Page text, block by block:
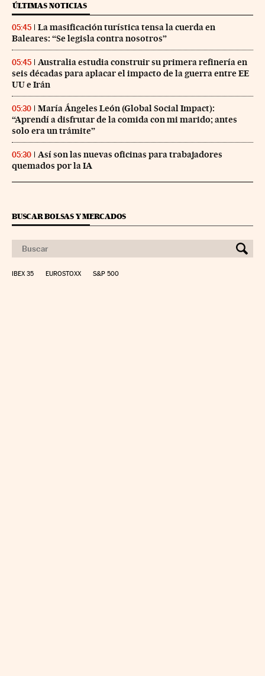
ÚLTIMAS NOTICIAS
05:45
La masificación turística tensa la cuerda en
Baleares: “Se legisla contra nosotros”
05:45
Australia estudia construir su primera refinería en
seis décadas para aplacar el impacto de la guerra entre EE
UU e Irán
05:30
María Ángeles León (Global Social Impact):
“Aprendí a disfrutar de la comida con mi marido; antes
solo era un trámite”
05:30
Así son las nuevas oficinas para trabajadores
quemados por la IA
BUSCAR BOLSAS Y MERCADOS
IBEX 35 EUROSTOXX S&P 500